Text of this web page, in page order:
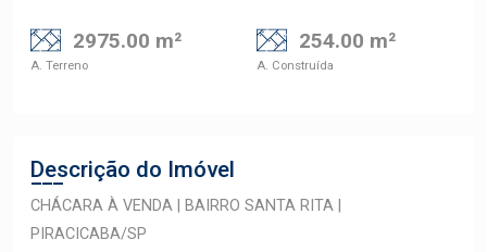
2975.00 m²
A. Terreno
254.00 m²
A. Construída
Descrição do Imóvel
CHÁCARA À VENDA | BAIRRO SANTA RITA |
PIRACICABA/SP